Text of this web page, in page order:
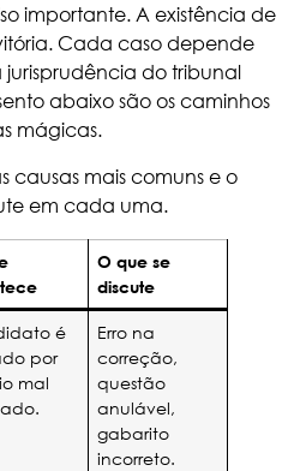
importante. A existência de
Cada caso depende
do tribunal
abaixo são os caminhos
mágicas.
causas mais comuns e o
em cada uma.
O que se
discute
é
por
mal
Erro na
correção,
questão
anulável,
gabarito
incorreto.